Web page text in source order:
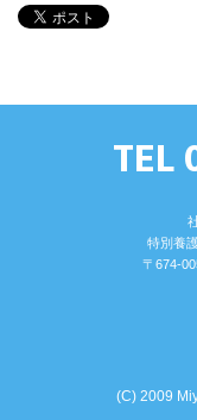
TEL
特別養
〒674-
(C) 2009